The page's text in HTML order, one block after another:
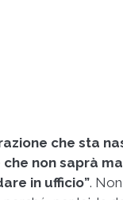
che sta
non saprà
in ufficio”.